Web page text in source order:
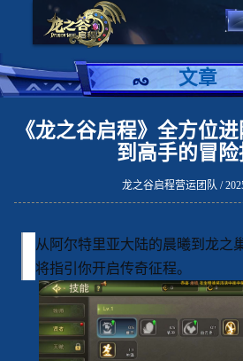
文章
《龙之谷启程》全方位
到高手的冒
龙之谷启程营运团队 /
从阿尔特里亚大陆的晨曦到龙之
将指引你开启传奇征程。